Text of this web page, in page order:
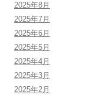
2025年8月
2025年7月
2025年6月
2025年5月
2025年4月
2025年3月
2025年2月